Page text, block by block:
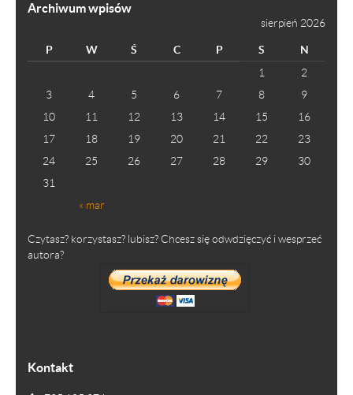
Archiwum wpisów
sierpień 2026
P W Ś C P S N
« mar
1
2
3
4 5 6 7 8
9
10
11 12 13 14 15
16
17
18 19 20 21 22
23
24
25 26 27 28 29
30
31
Czytasz? korzystasz? lubisz? Chcesz się odwdzięczyć i wesprzeć
autora?
Kontakt